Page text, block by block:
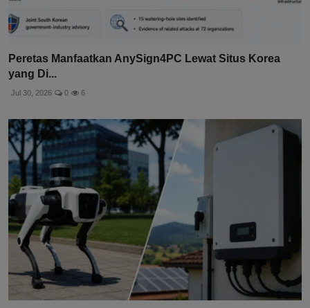
Peretas Manfaatkan AnySign4PC Lewat Situs Korea
yang Di...
Jul 30, 2026 0 6